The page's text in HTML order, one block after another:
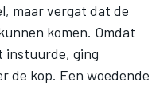
maar vergat dat de
komen. Omdat
instuurde, ging
de kop. Een woedende